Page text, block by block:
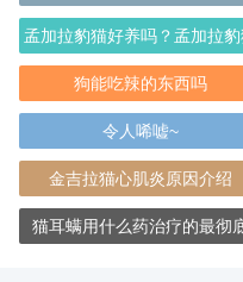
孟加拉豹猫好养吗？孟加拉
的特点
狗能吃辣的东西吗
令人唏嘘~
金吉拉猫心肌炎原因介绍
猫耳螨用什么药治疗的最彻